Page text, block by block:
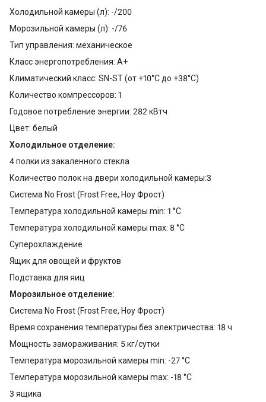
Холодильной камеры (л): -/200
Морозильной камеры (л): -/76
Тип управления: механическое
Класс энергопотребления: A+
Климатический класс: SN-ST (от +10°С до +38°С)
Количество компрессоров: 1
Годовое потребление энергии: 282 кВтч
Цвет: белый
Холодильное отделение:
4 полки из закаленного стекла
Количество полок на двери холодильной камеры:3
Система No Frost (Frost Free, Ноу Фрост)
Температура холодильной камеры min: 1 °С
Температура холодильной камеры max: 8 °С
Суперохлаждение
Ящик для овощей и фруктов
Подставка для яиц
Морозильное отделение:
Система No Frost (Frost Free, Ноу Фрост)
Время сохранения температуры без электричества: 18 ч
Мощность замораживания: 5 кг/сутки
Температура морозильной камеры min: -27 °С
Температура морозильной камеры max: -18 °С
3 ящика